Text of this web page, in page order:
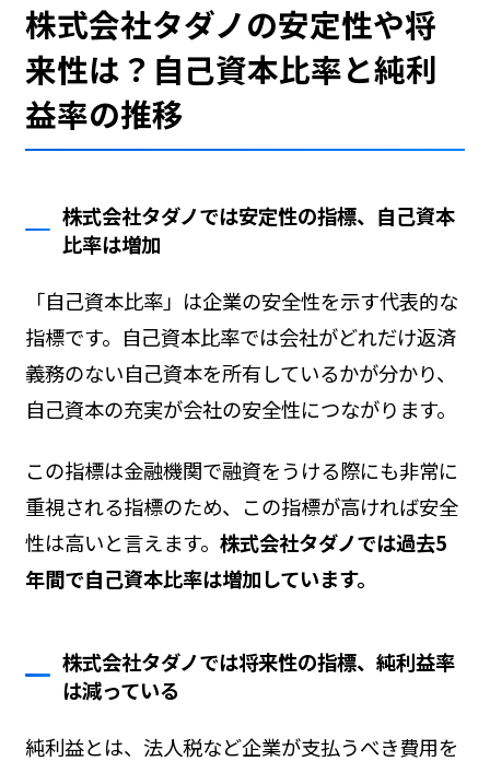
株式会社タダノの安定性や将
来性は？自己資本比率と純利
益率の推移
株式会社タダノでは安定性の指標、自己資本
比率は増加
「自己資本比率」は企業の安全性を示す代表的な
指標です。自己資本比率では会社がどれだけ返済
義務のない自己資本を所有しているかが分かり、
自己資本の充実が会社の安全性につながります。
この指標は金融機関で融資をうける際にも非常に
重視される指標のため、この指標が高ければ安全
性は高いと言えます。 株式会社タダノでは過去5
年間で自己資本比率は増加しています。
株式会社タダノでは将来性の指標、純利益率
は減っている
純利益とは、法人税など企業が支払うべき費用を